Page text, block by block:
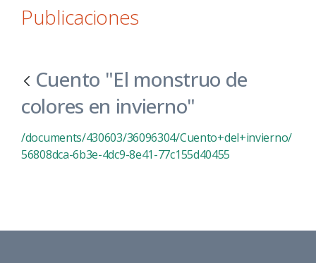
Publicaciones
Cuento "El monstruo de
colores en invierno"
/documents/430603/36096304/Cuento+del+invierno/
56808dca-6b3e-4dc9-8e41-77c155d40455